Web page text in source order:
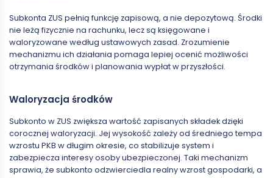
Subkonta ZUS pełnią funkcję zapisową, a nie depozytową. Środki
nie leżą fizycznie na rachunku, lecz są księgowane i
waloryzowane według ustawowych zasad. Zrozumienie
mechanizmu ich działania pomaga lepiej ocenić możliwości
otrzymania środków i planowania wypłat w przyszłości.
Waloryzacja środków
Subkonto w ZUS zwiększa wartość zapisanych składek dzięki
corocznej waloryzacji. Jej wysokość zależy od średniego tempa
wzrostu PKB w długim okresie, co stabilizuje system i
zabezpiecza interesy osoby ubezpieczonej. Taki mechanizm
sprawia, że subkonto odzwierciedla realny wzrost gospodarki, a